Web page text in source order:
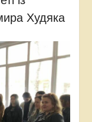
Худяка